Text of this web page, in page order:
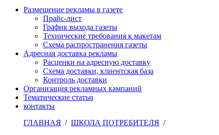
Размещение рекламы в газете
Прайс-лист
График выхода газеты
Технические требования к макетам
Схема распространения газеты
Адресная доставка рекламы
Расценки на адресную доставку
Схема доставки, клиентская база
Контроль доставки
Организация рекламных кампаний
Тематические статьи
контакты
ГЛАВНАЯ / ШКОЛА ПОТРЕБИТЕЛЯ /